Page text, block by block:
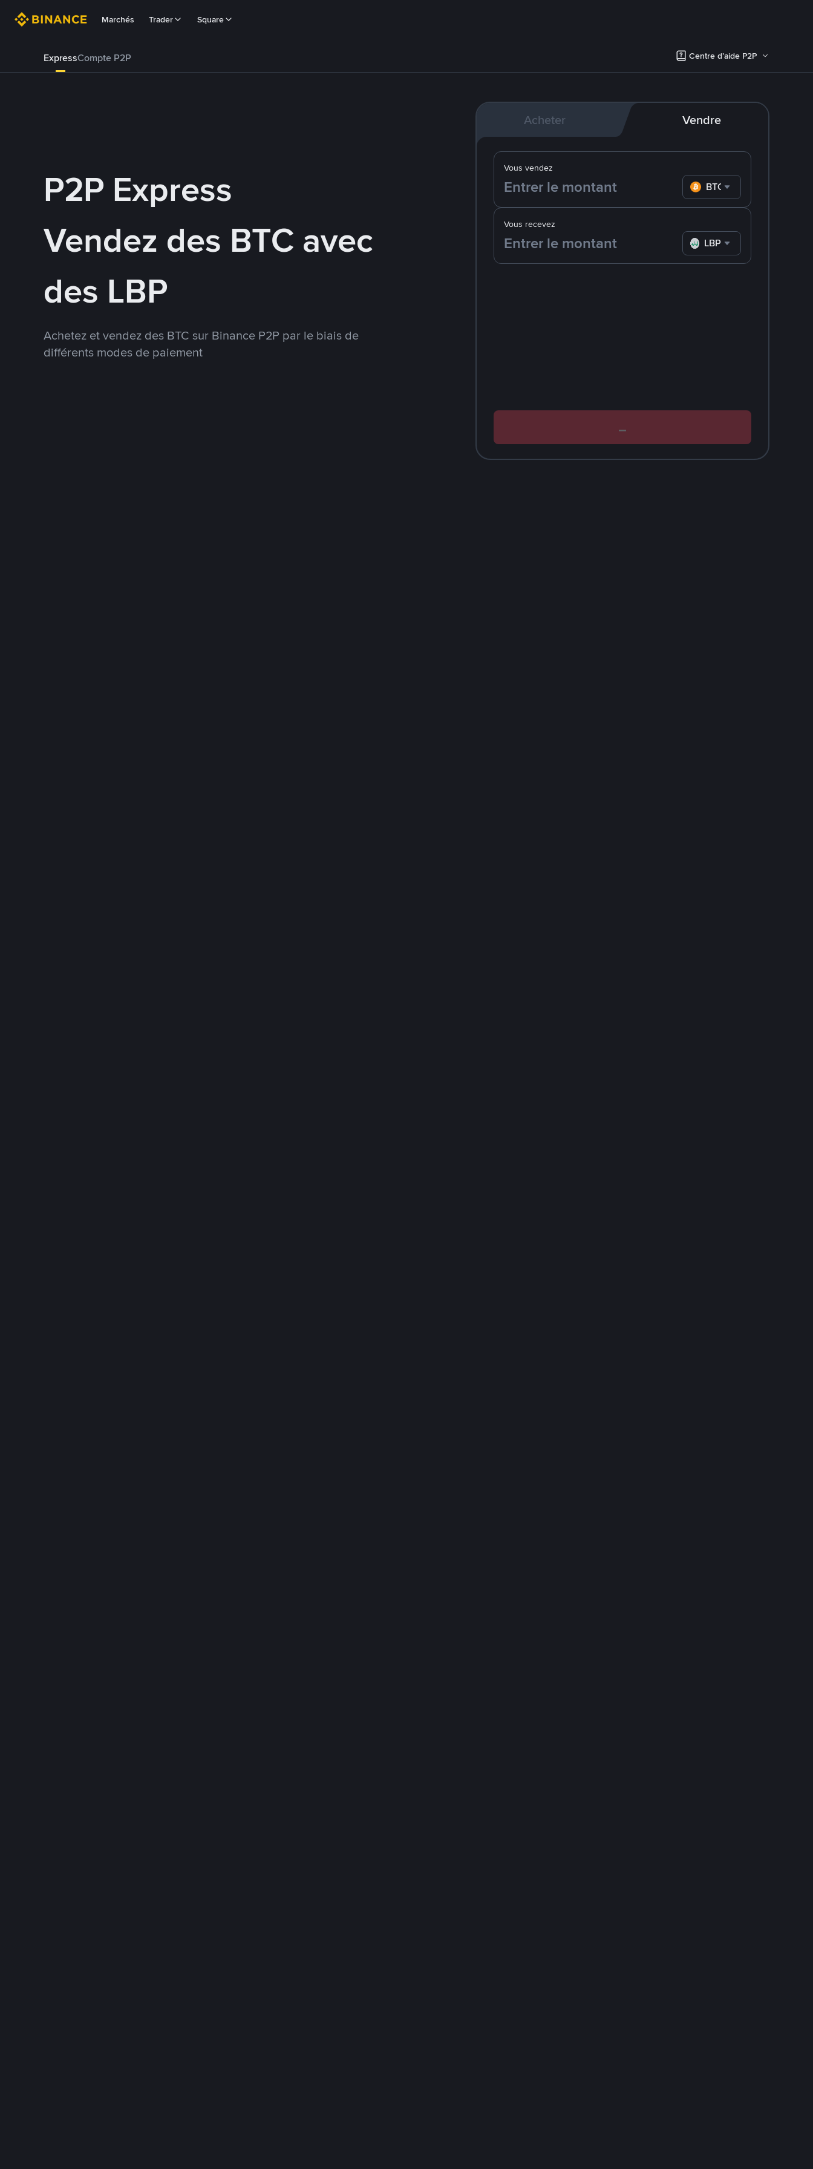
Marchés Trader Square
ExpressCompte P2P Centre d’aide P2P
P2P Express
Vendez des BTC avec
des LBP
Achetez et vendez des BTC sur Binance P2P par le biais de
différents modes de paiement
Acheter Vendre
Vous recevez
LBP
Vous vendez
BTC